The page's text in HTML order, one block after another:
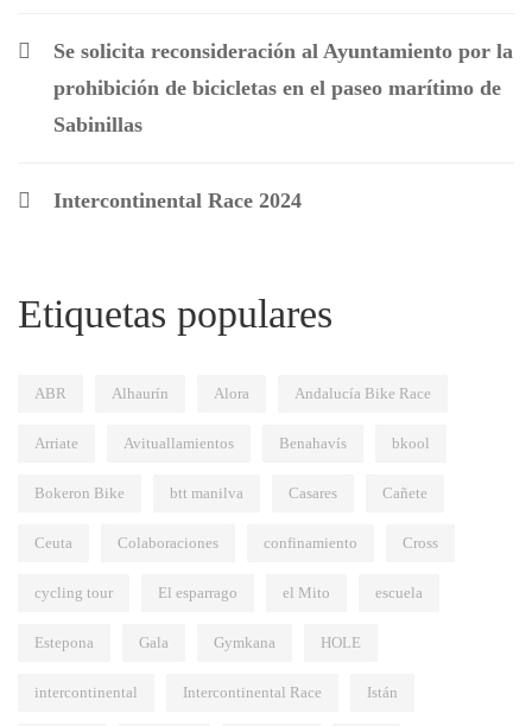
Se solicita reconsideración al Ayuntamiento por la
prohibición de bicicletas en el paseo marítimo de
Sabinillas
Intercontinental Race 2024
Etiquetas populares
ABR Alhaurín Alora Andalucía Bike Race
Arriate Avituallamientos Benahavís bkool
Bokeron Bike btt manilva Casares Cañete
Ceuta Colaboraciones confinamiento Cross
cycling tour El esparrago el Mito escuela
Estepona Gala Gymkana HOLE
intercontinental Intercontinental Race Istán